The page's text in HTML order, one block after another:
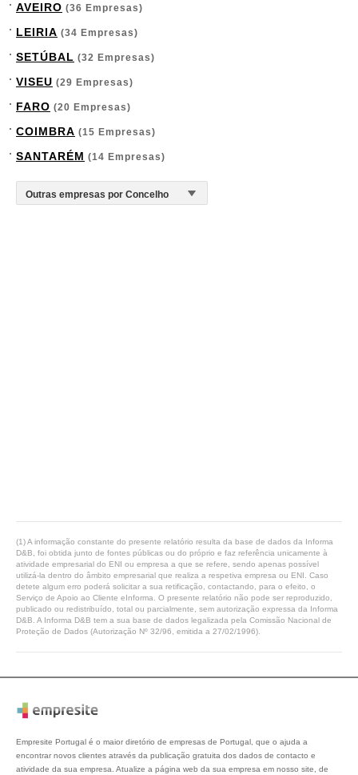
AVEIRO (36 Empresas)
LEIRIA (34 Empresas)
SETÚBAL (32 Empresas)
VISEU (29 Empresas)
FARO (20 Empresas)
COIMBRA (15 Empresas)
SANTARÉM (14 Empresas)
(1) A informação constante do presente relatório resulta da base de dados da Informa
D&B, foi obtida junto de fontes públicas ou do próprio e faz referência unicamente à
atividade empresarial do ENI ou empresa a que se refere, sendo apenas possível
utilizá-la dentro do âmbito empresarial que realiza a respetiva empresa ou ENI. Caso
detete algum erro poderá solicitar a sua retificação, contactando, para o efeito, o
Serviço de Apoio ao Cliente eInforma. O presente relatório não pode ser reproduzido,
publicado ou redistribuído, total ou parcialmente, sem autorização expressa da Informa
D&B. A Informa D&B tem a sua base de dados legalizada pela Comissão Nacional de
Proteção de Dados (Autorização Nº 32/96, emitida a 27/02/1996).
Empresite Portugal é o maior diretório de empresas de Portugal, que o ajuda a
encontrar novos clientes através da publicação gratuita dos dados de contacto e
atividade da sua empresa. Atualize a página web da sua empresa em nosso site, de